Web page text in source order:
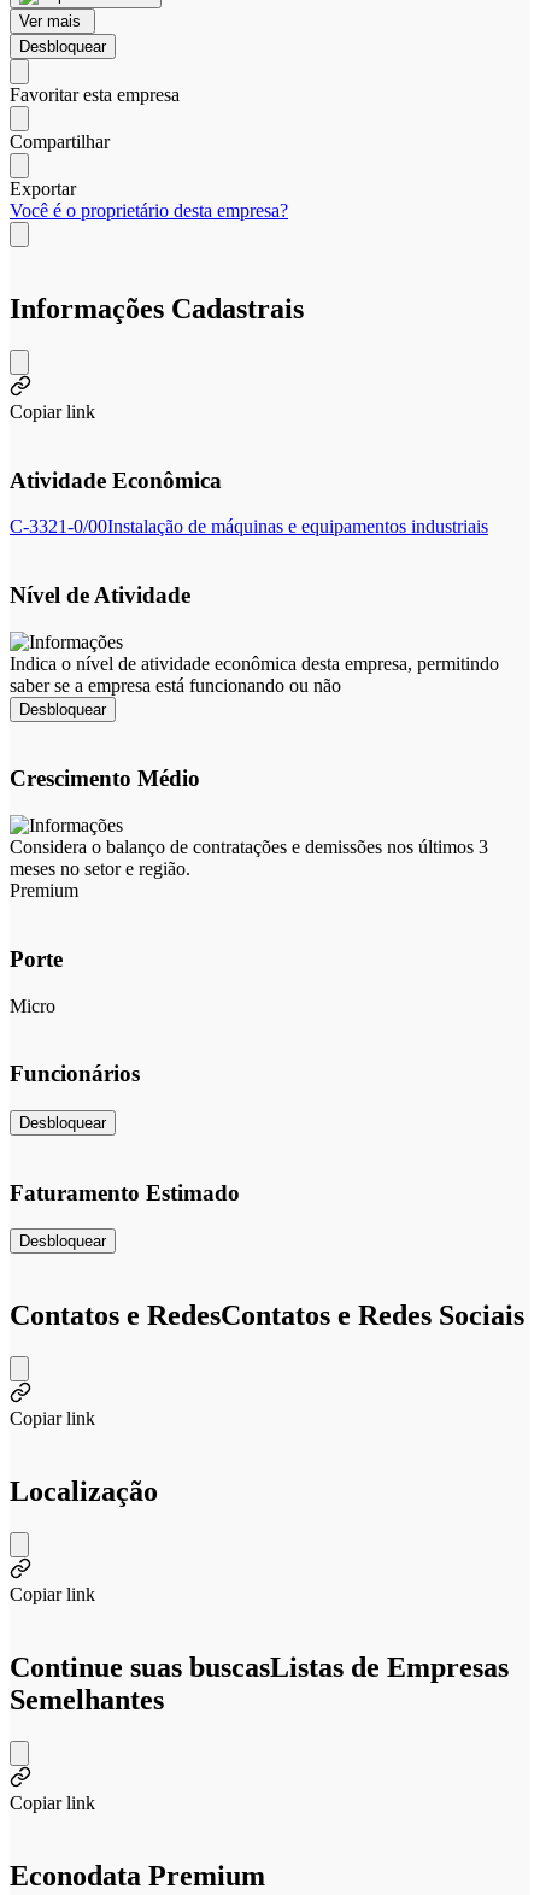
Ver mais
Desbloquear
Favoritar esta empresa
Compartilhar
Exportar
Você é o proprietário desta empresa?
Informações Cadastrais
Copiar link
Atividade Econômica
C-3321-0/00Instalação de máquinas e equipamentos industriais
Nível de Atividade
Indica o nível de atividade econômica desta empresa, permitindo
saber se a empresa está funcionando ou não
Desbloquear
Crescimento Médio
Considera o balanço de contratações e demissões nos últimos 3
meses no setor e região.
Premium
Porte
Micro
Funcionários
Desbloquear
Faturamento Estimado
Desbloquear
Contatos e RedesContatos e Redes Sociais
Copiar link
Localização
Copiar link
Continue suas buscasListas de Empresas
Semelhantes
Copiar link
Econodata Premium